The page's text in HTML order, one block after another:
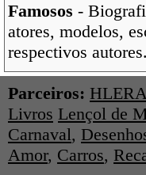
Famosos -
atores, modelos,
respectivos autores.
Parceiros:
Livros Lençol de
Carnaval,
Amor, Carros,